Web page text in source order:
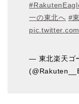
一の東北へ #
— 東北楽天ゴ